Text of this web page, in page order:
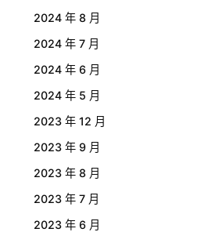
2024 年 8 月
2024 年 7 月
2024 年 6 月
2024 年 5 月
2023 年 12 月
2023 年 9 月
2023 年 8 月
2023 年 7 月
2023 年 6 月